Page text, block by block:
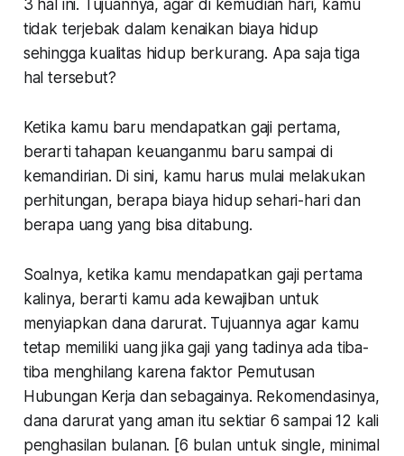
3 hal ini. Tujuannya, agar di kemudian hari, kamu
tidak terjebak dalam kenaikan biaya hidup
sehingga kualitas hidup berkurang. Apa saja tiga
hal tersebut?
Ketika kamu baru mendapatkan gaji pertama,
berarti tahapan keuanganmu baru sampai di
kemandirian. Di sini, kamu harus mulai melakukan
perhitungan, berapa biaya hidup sehari-hari dan
berapa uang yang bisa ditabung.
Soalnya, ketika kamu mendapatkan gaji pertama
kalinya, berarti kamu ada kewajiban untuk
menyiapkan dana darurat. Tujuannya agar kamu
tetap memiliki uang jika gaji yang tadinya ada tiba-
tiba menghilang karena faktor Pemutusan
Hubungan Kerja dan sebagainya. Rekomendasinya,
dana darurat yang aman itu sektiar 6 sampai 12 kali
penghasilan bulanan. [6 bulan untuk single, minimal